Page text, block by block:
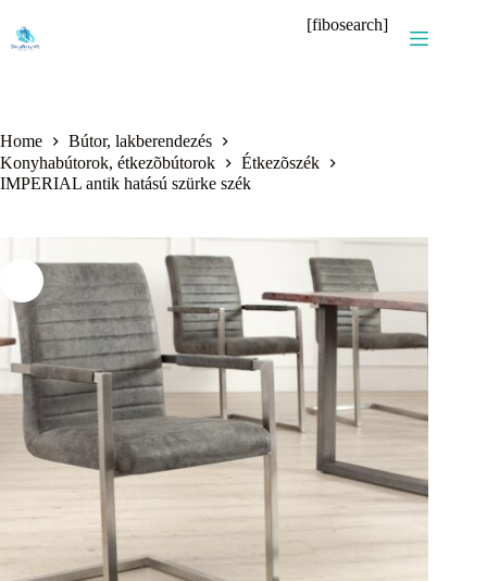
content
[fibosearch]
Home
Bútor, lakberendezés
Konyhabútorok, étkezõbútorok
Étkezõszék
IMPERIAL antik hatású szürke szék